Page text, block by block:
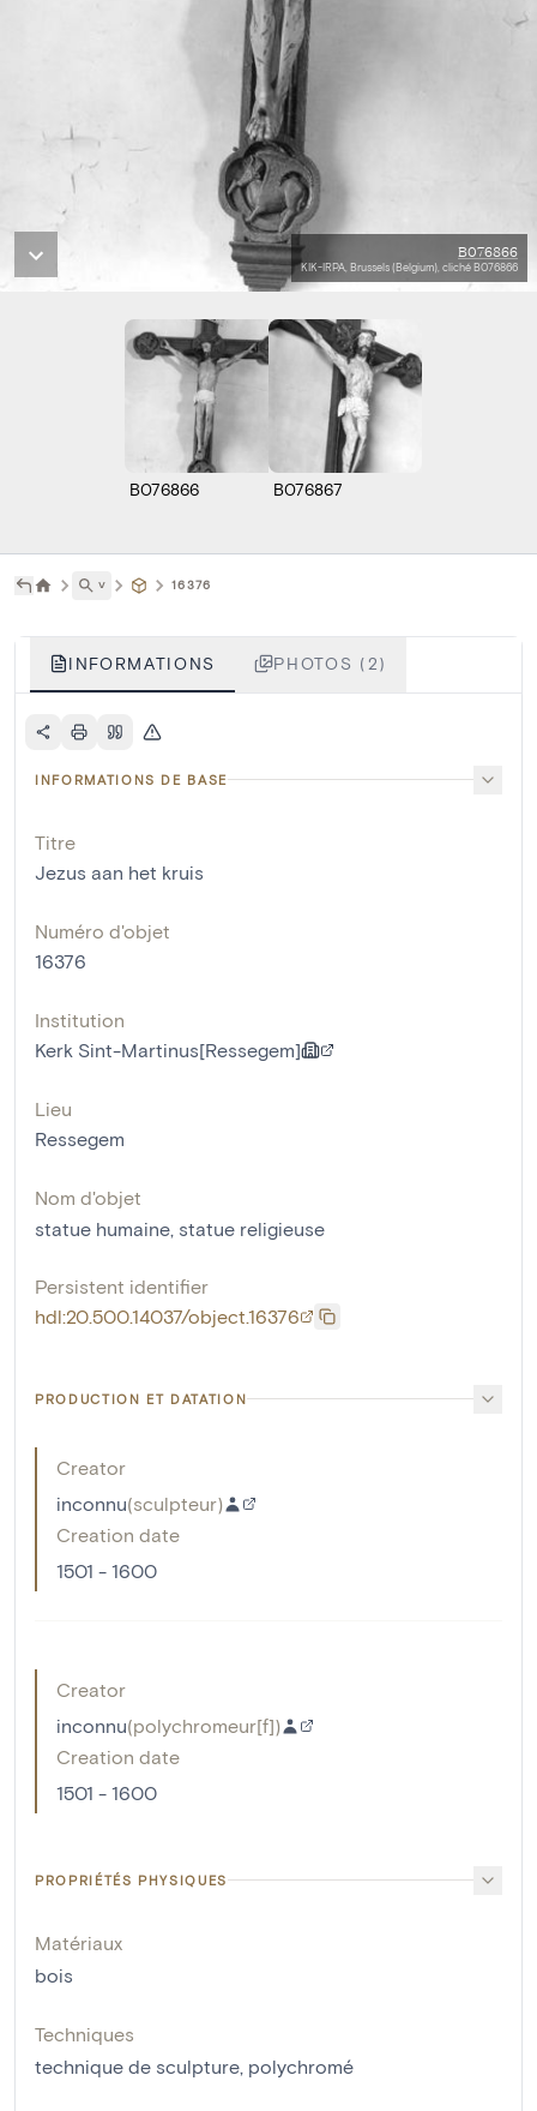
B076866
KIK-IRPA, Brussels (Belgium), cliché B076866
B076866 B076867
˅ 16376
INFORMATIONS PHOTOS (2)
INFORMATIONS DE BASE
Titre
Jezus aan het kruis
Numéro d'objet
16376
Institution
Kerk Sint-Martinus[Ressegem]
Lieu
Ressegem
Nom d'objet
statue humaine statue religieuse
Persistent identifier
hdl:20.500.14037/object.16376
PRODUCTION ET DATATION
Creator
inconnu(sculpteur)
Creation date
1501 - 1600
Creator
inconnu(polychromeur[f])
Creation date
1501 - 1600
PROPRIÉTÉS PHYSIQUES
Matériaux
bois
Techniques
technique de sculpture polychromé